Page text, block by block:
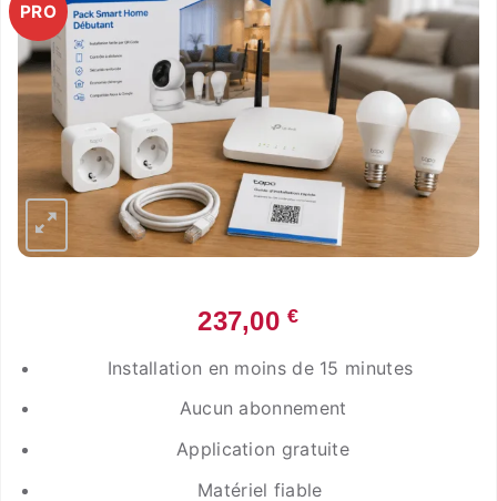
PRO
237,00€
Installation en moins de 15 minutes
Aucun abonnement
Application gratuite
Matériel fiable